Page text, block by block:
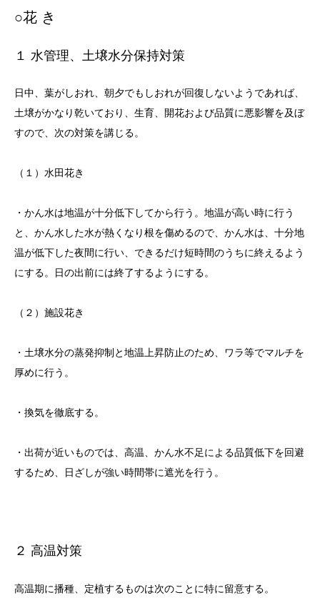
○花 き
１ 水管理、土壌水分保持対策
日中、葉がしおれ、朝夕でもしおれが回復しないようであれば、
土壌がかなり乾いており、生育、開花および品質に悪影響を及ぼ
すので、次の対策を講じる。
（１）水田花き
・かん水は地温が十分低下してから行う。地温が高い時に行う
と、かん水した水が熱くなり根を傷めるので、かん水は、十分地
温が低下した夜間に行い、できるだけ短時間のうちに終えるよう
にする。日の出前には終了するようにする。
（２）施設花き
・土壌水分の蒸発抑制と地温上昇防止のため、ワラ等でマルチを
厚めに行う。
・換気を徹底する。
・出荷が近いものでは、高温、かん水不足による品質低下を回避
するため、日ざしが強い時間帯に遮光を行う。
２ 高温対策
高温期に播種、定植するものは次のことに特に留意する。